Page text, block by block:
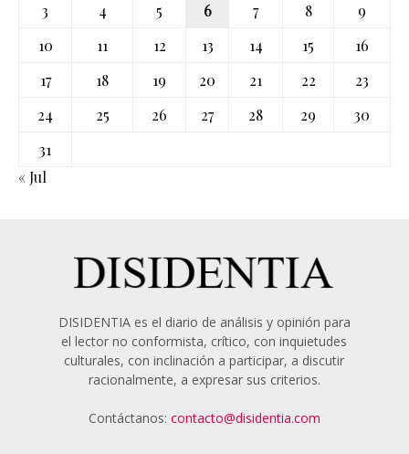
3
4 5 6 7 8
9
10
11 12 13 14 15
16
17
18 19 20 21 22
23
24
25 26 27 28 29
30
31
« Jul
DISIDENTIA es el diario de análisis y opinión para
el lector no conformista, crítico, con inquietudes
culturales, con inclinación a participar, a discutir
racionalmente, a expresar sus criterios.
Contáctanos: contacto@disidentia.com